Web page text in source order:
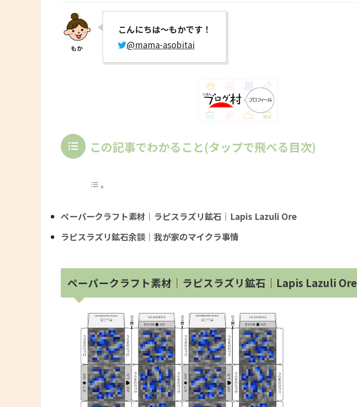
こんにちは～もかです！
@mama-asobitai
この記事でわかること(タップで飛べる目次)
ペーパークラフト素材｜ラピスラズリ鉱石｜Lapis Lazuli Ore
ラピスラズリ鉱石余談｜我が家のマイクラ事情
ペーパークラフト素材｜ラピスラズリ鉱石｜Lapis Lazuli Ore